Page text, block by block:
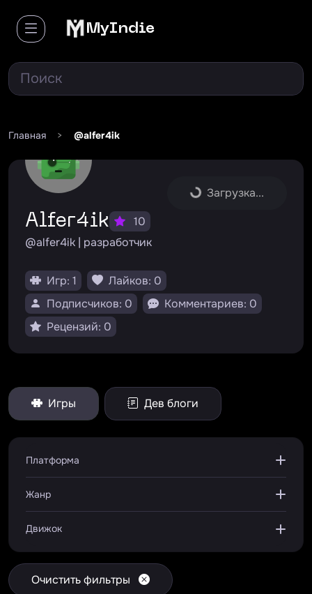
MyIndie
Главная > @alfer4ik
Загрузка...
Alfer4ik
10
@alfer4ik | разработчик
Игр: 1
Лайков: 0
Подписчиков: 0
Комментариев: 0
Рецензий: 0
Игры Дев блоги
Платформа
Жанр
Движок
Очистить фильтры